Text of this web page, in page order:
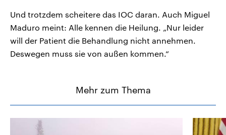
Und trotzdem scheitere das IOC daran. Auch Miguel
Maduro meint: Alle kennen die Heilung. „Nur leider
will der Patient die Behandlung nicht annehmen.
Deswegen muss sie von außen kommen.“
Mehr zum Thema